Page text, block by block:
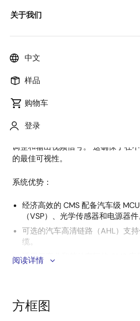
关于我们
中文
样品
购物车
登录
概述
概
述
描
述
这款高性价比的摄像头监控系统（
级 MCU 进行诊断，通过 LCD 视频处
和输出。 该系统集成了一个光学传感
照度，从而实现动态显示亮度管理。
调整和输出视频信号。 这确保了在
的最佳可视性。
系统优势：
经济高效的 CMS 配备汽车级
（VSP）、光学传感器和电源器件
可选的汽车高清链路（AHL）支
缆。
适用于商业和其他车辆的 CMS 应
阅读详情
方框图